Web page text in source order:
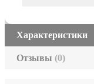
Характеристики
Отзывы (0)